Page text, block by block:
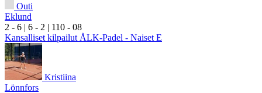
Outi
Eklund
2 - 6 | 6 - 2 | 110 - 08
Kansalliset kilpailut ÅLK-Padel - Naiset E
Kristiina
Lönnfors